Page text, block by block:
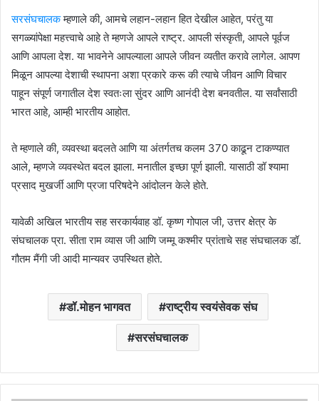
सरसंघचालकम्हणाले की, आमचे लहान-लहान हित देखील आहेत, परंतु या
सगळ्यांपेक्षा महत्त्वाचे आहे ते म्हणजे आपले राष्ट्र. आपली संस्कृती, आपले पूर्वज
आणि आपला देश. या भावनेने आपल्याला आपले जीवन व्यतीत करावे लागेल. आपण
मिळून आपल्या देशाची स्थापना अशा प्रकारे करू की त्याचे जीवन आणि विचार
पाहून संपूर्ण जगातील देश स्वतःला सुंदर आणि आनंदी देश बनवतील. या सर्वांसाठी
भारत आहे, आम्ही भारतीय आहोत.
ते म्हणाले की, व्यवस्था बदलते आणि या अंतर्गतच कलम 370 काढून टाकण्यात
आले, म्हणजे व्यवस्थेत बदल झाला. मनातील इच्छा पूर्ण झाली. यासाठी डॉ श्यामा
प्रसाद मुखर्जी आणि प्रजा परिषदेने आंदोलन केले होते.
यावेळी अखिल भारतीय सह सरकार्यवाह डॉ. कृष्ण गोपाल जी, उत्तर क्षेत्र के
संघचालक प्रा. सीता राम व्यास जी आणि जम्मू कश्मीर प्रांताचे सह संघचालक डॉ.
गौतम मैंगी जी आदी मान्यवर उपस्थित होते.
डॉ.मोहन भागवत राष्ट्रीय स्वयंसेवक संघ
सरसंघचालक